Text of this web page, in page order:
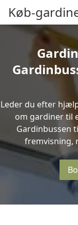
Køb-
Leder du efter
om gardiner til
Gardinbussen
fremvisning,